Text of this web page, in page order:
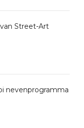
Street-Art
nevenprogramma